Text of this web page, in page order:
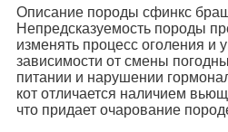
Описание породы сфинкс
Непредсказуемость породы
изменять процесс оголения и
зависимости от смены
питании и нарушении
кот отличается наличием
что придает очарование